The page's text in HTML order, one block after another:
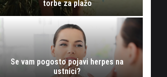
torbe za plažo
Se vam pogosto pojavi herpes na
ustnici?